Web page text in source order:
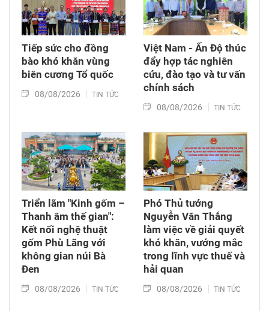
Tiếp sức cho đồng
bào khó khăn vùng
biên cương Tổ quốc
08/08/2026 TIN TỨC
Việt Nam - Ấn Độ thúc
đẩy hợp tác nghiên
cứu, đào tạo và tư vấn
chính sách
08/08/2026 TIN TỨC
Triển lãm "Kinh gốm –
Thanh âm thế gian":
Kết nối nghệ thuật
gốm Phù Lãng với
không gian núi Bà
Đen
08/08/2026 TIN TỨC
Phó Thủ tướng
Nguyễn Văn Thắng
làm việc về giải quyết
khó khăn, vướng mắc
trong lĩnh vực thuế và
hải quan
08/08/2026 TIN TỨC